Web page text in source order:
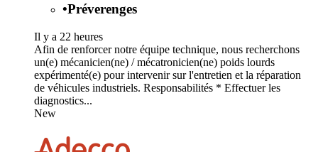
•Préverenges
Il y a 22 heures
Afin de renforcer notre équipe technique, nous recherchons
un(e) mécanicien(ne) / mécatronicien(ne) poids lourds
expérimenté(e) pour intervenir sur l'entretien et la réparation
de véhicules industriels. Responsabilités * Effectuer les
diagnostics...
New